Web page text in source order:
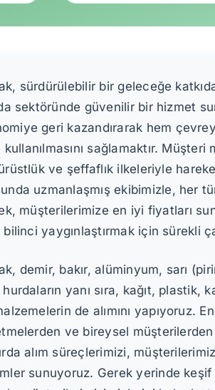
sürdürülebilir bir geleceğe
sektöründe güvenilir bir hizmet
geri kazandırarak hem
sağlamaktır.
ve şeffaflık ilkeleriyle
uzmanlaşmış ekibimizle, her
müşterilerimize en iyi fiyatları
bilinci yaygınlaştırmak için sürekli
demir, bakır, alüminyum, sarı
yanı sıra, kağıt, plastik,
de alımını yapıyoruz.
ve bireysel
alım süreçlerimizi,
sunuyoruz. Gerek yerinde